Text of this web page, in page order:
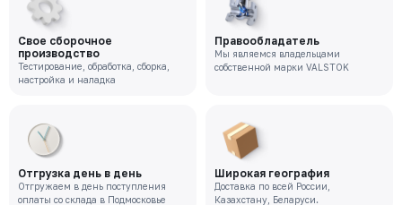
Цена с НДС
63 237 ₽
VR-221-02-0050-PN10-M
Цена с НДС
48 019 ₽
Свое сборочное
производство
Тестирование, обработка, сборка,
настройка и наладка
Правообладатель
Мы являемся владельцами
собственной марки VALSTOK
Отгрузка день в день
Отгружаем в день поступления
оплаты со склада в Подмосковье
Широкая география
Доставка по всей России,
Казахстану, Беларуси.